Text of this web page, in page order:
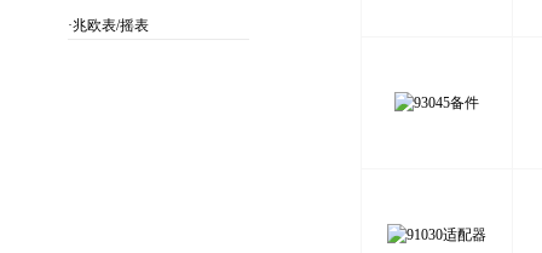
·兆欧表/摇表